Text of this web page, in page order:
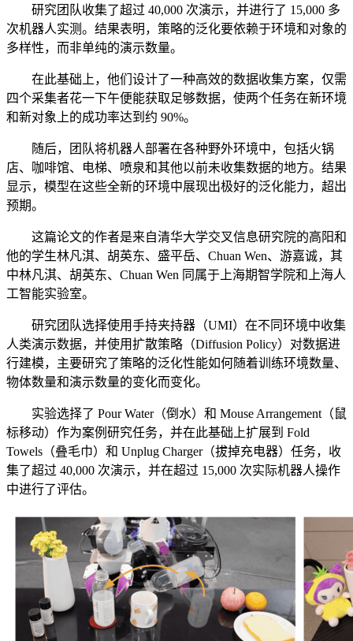
研究团队收集了超过 40,000 次演示，并进行了 15,000 多
次机器人实测。结果表明，策略的泛化要依赖于环境和对象的
多样性，而非单纯的演示数量。
在此基础上，他们设计了一种高效的数据收集方案，仅需
四个采集者花一下午便能获取足够数据，使两个任务在新环境
和新对象上的成功率达到约 90%。
随后，团队将机器人部署在各种野外环境中，包括火锅
店、咖啡馆、电梯、喷泉和其他以前未收集数据的地方。结果
显示，模型在这些全新的环境中展现出极好的泛化能力，超出
预期。
这篇论文的作者是来自清华大学交叉信息研究院的高阳和
他的学生林凡淇、胡英东、盛平岳、Chuan Wen、游嘉诚，其
中林凡淇、胡英东、Chuan Wen 同属于上海期智学院和上海人
工智能实验室。
研究团队选择使用手持夹持器（UMI）在不同环境中收集
人类演示数据，并使用扩散策略（Diffusion Policy）对数据进
行建模，主要研究了策略的泛化性能如何随着训练环境数量、
物体数量和演示数量的变化而变化。
实验选择了 Pour Water（倒水）和 Mouse Arrangement（鼠
标移动）作为案例研究任务，并在此基础上扩展到 Fold
Towels（叠毛巾）和 Unplug Charger（拔掉充电器）任务，收
集了超过 40,000 次演示，并在超过 15,000 次实际机器人操作
中进行了评估。